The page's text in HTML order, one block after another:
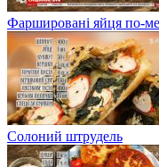
Фаршировані яйця по-
Солоний штрудель